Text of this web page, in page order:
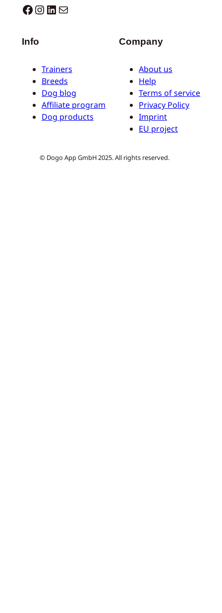
Dogo facebook InstagramLinkedIn E-mail
Info
Trainers
Breeds
Dog blog
Affiliate program
Dog products
Company
About us
Help
Terms of service
Privacy Policy
Imprint
EU project
© Dogo App GmbH 2025. All rights reserved.